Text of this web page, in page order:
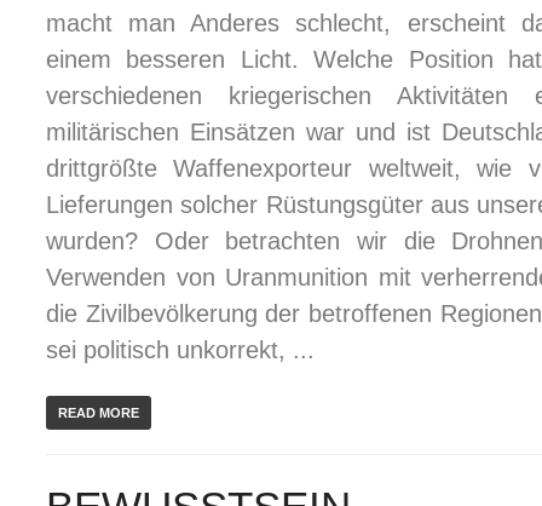
macht man Anderes schlecht, erscheint
einem besseren Licht. Welche Position
verschiedenen kriegerischen Aktivitäten
militärischen Einsätzen war und ist
drittgrößte Waffenexporteur weltweit, wie
Lieferungen solcher Rüstungsgüter aus
wurden? Oder betrachten wir die
Verwenden von Uranmunition mit
die Zivilbevölkerung der betroffenen
sei politisch unkorrekt, ...
READ MORE